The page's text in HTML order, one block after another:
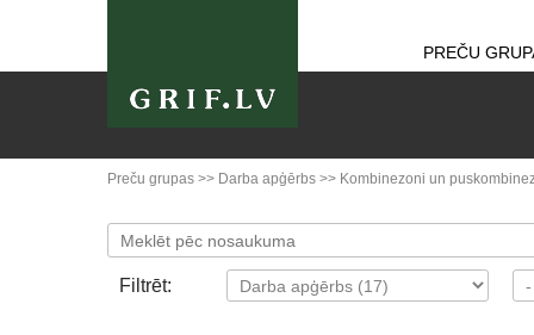
PREČU
Preču grupas >> Darba apģērbs >> Kombinezoni un
Filtrēt: